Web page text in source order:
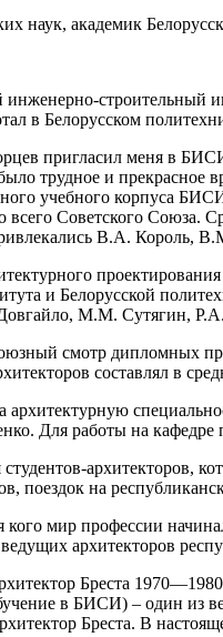
наук, академик
инженерно-строительный
в Белорусском
пригласил меня в
трудное и прекрасное
учебного корпуса
всего Советского
В.А. Король,
и Белорусской
М.М. Сутягин, Р.А.
смотр дипломных
составлял в
Для работы на кафедре
архитекторов,
поездок на
кого мир профессии
архитекторов
Бреста
в БИСИ) – один из
Бреста. В